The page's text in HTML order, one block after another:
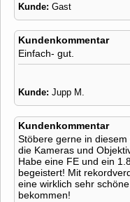
Kunde: Gast
Kundenkommentar
Einfach- gut.
Kunde: Jupp M.
Kundenkommentar
Stöbere gerne in
die Kameras und
Habe eine FE und ein
begeistert! Mit
eine wirklich sehr
bekommen!